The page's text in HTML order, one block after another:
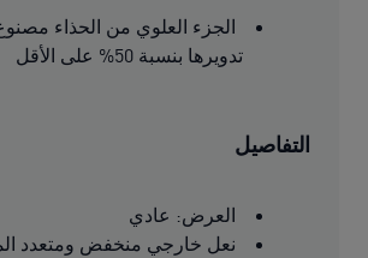
الجزء العلوي من الحذاء
تدويرها بنسبة 50% على الأقل
التفاصيل
العرض: عادي
نعل خارجي منخفض ومتعدد